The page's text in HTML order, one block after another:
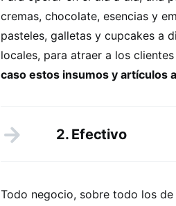
cremas, chocolate, esencias y
pasteles, galletas y cupcakes a
locales, para atraer a los
caso estos insumos y artículos
2. Efectivo
Todo negocio, sobre todo los